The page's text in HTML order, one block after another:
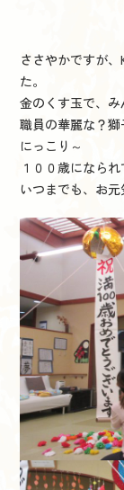
ささやかですが
た。
金のくす玉で、
職員の華麗な？
にっこり～
１００歳になら
いつまでも、お